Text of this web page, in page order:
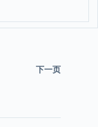
下一页